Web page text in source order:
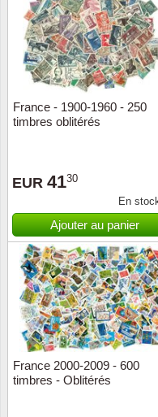
France - 1900-1960 - 250
timbres oblitérés
EUR 4130
En
Ajouter au panier
France 2000-2009 - 600
timbres - Oblitérés